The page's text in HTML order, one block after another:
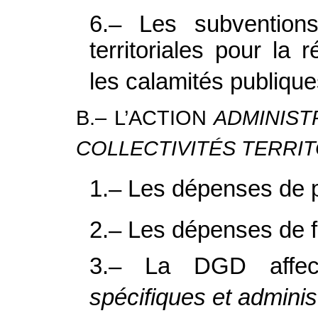
6.– Les
territoriales pour la
les calamités
B.– L’ACTION
COLLECTIVITÉS
1.– Les dépenses de
2.– Les dépenses de
3.– La DGD
spécifiques et